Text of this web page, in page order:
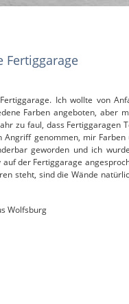
Fertiggarage
Ich wollte von
Farben angeboten, aber
zu faul, dass Fertiggaragen
genommen, mir Farben
geworden und ich
der Fertiggarage
steht, sind die Wände
Wolfsburg